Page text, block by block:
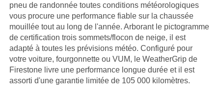
pneu de randonnée toutes conditions météorologiques
vous procure une performance fiable sur la chaussée
mouillée tout au long de l'année. Arborant le pictogramme
de certification trois sommets/flocon de neige, il est
adapté à toutes les prévisions météo. Configuré pour
votre voiture, fourgonnette ou VUM, le WeatherGrip de
Firestone livre une performance longue durée et il est
assorti d'une garantie limitée de 105 000 kilomètres.